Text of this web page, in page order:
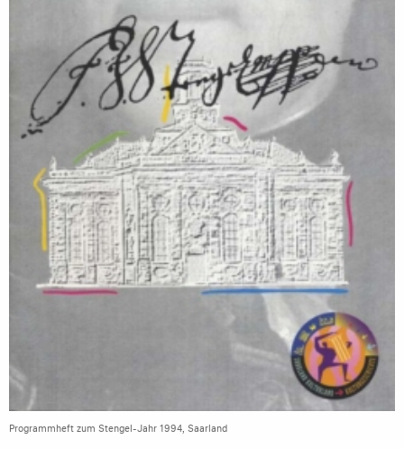
Programmheft zum Stengel-Jahr 1994, Saarland